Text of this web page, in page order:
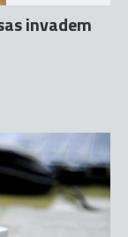
invadem